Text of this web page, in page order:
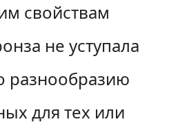
свойствам
не уступала
разнообразию
для тех или